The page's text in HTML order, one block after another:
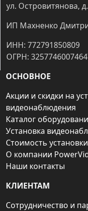
ул. Островитянова,
ИП Махненко
ИНН: 772791850809
ОГРН:
ОСНОВНОЕ
Акции и скидки на
видеонаблюдения
Каталог
Установка
Стоимость
О компании
Наши контакты
КЛИЕНТАМ
Сотрудничество и